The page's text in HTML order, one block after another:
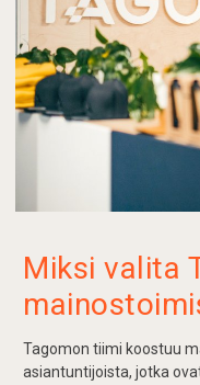
Miksi valita
Tagomon tiimi koostuu
asiantuntijoista, jotka